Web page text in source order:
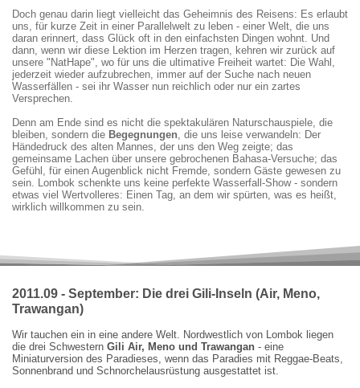
Doch genau darin liegt vielleicht das Geheimnis des Reisens: Es erlaubt
uns, für kurze Zeit in einer Parallelwelt zu leben - einer Welt, die uns
daran erinnert, dass Glück oft in den einfachsten Dingen wohnt. Und
dann, wenn wir diese Lektion im Herzen tragen, kehren wir zurück auf
unsere "NatHape", wo für uns die ultimative Freiheit wartet: Die Wahl,
jederzeit wieder aufzubrechen, immer auf der Suche nach neuen
Wasserfällen - sei ihr Wasser nun reichlich oder nur ein zartes
Versprechen.
Denn am Ende sind es nicht die spektakulären Naturschauspiele, die
bleiben, sondern die Begegnungen, die uns leise verwandeln: Der
Händedruck des alten Mannes, der uns den Weg zeigte; das
gemeinsame Lachen über unsere gebrochenen Bahasa-Versuche; das
Gefühl, für einen Augenblick nicht Fremde, sondern Gäste gewesen zu
sein. Lombok schenkte uns keine perfekte Wasserfall-Show - sondern
etwas viel Wertvolleres: Einen Tag, an dem wir spürten, was es heißt,
wirklich willkommen zu sein.
für
uns.
Selbst
als
Ziel
ohne
Wasser
bleibt
die
Wanderung
unvergesslich
–
wegen
der
strahlenden
Begleitung,
nicht
fehlenden
Naturschauspiels
aus
eigener
Erfahrung
kennt.
Nach
20
Metern
wird
klar:
Dieser
verdient
höchsten
Respekt...
und
vielleicht
ein
Bintang
danach!
die
Pantomime,
desto
lauter
das
Gelächter
der
Dorfbewohner.
Manchmal
sind
Missverständnisse
die
besten
Brückenbauer...
und
unser
Diktionär
heimliche
Star!
wird
zur
Mini-
Reiseabenteuer:
vier
lachende
Gesichter,
ein
quietschender
Roller
der
pure
Lebensfreude-
Boost,
den
nur
ungeplante
Begegnungen
schenken.
2011.09 - September: Die drei Gili-Inseln (Air, Meno,
Trawangan)
Wir tauchen ein in eine andere Welt. Nordwestlich von Lombok liegen
die drei Schwestern Gili Air, Meno und Trawangan - eine
Miniaturversion des Paradieses, wenn das Paradies mit Reggae-Beats,
Sonnenbrand und Schnorchelausrüstung ausgestattet ist.